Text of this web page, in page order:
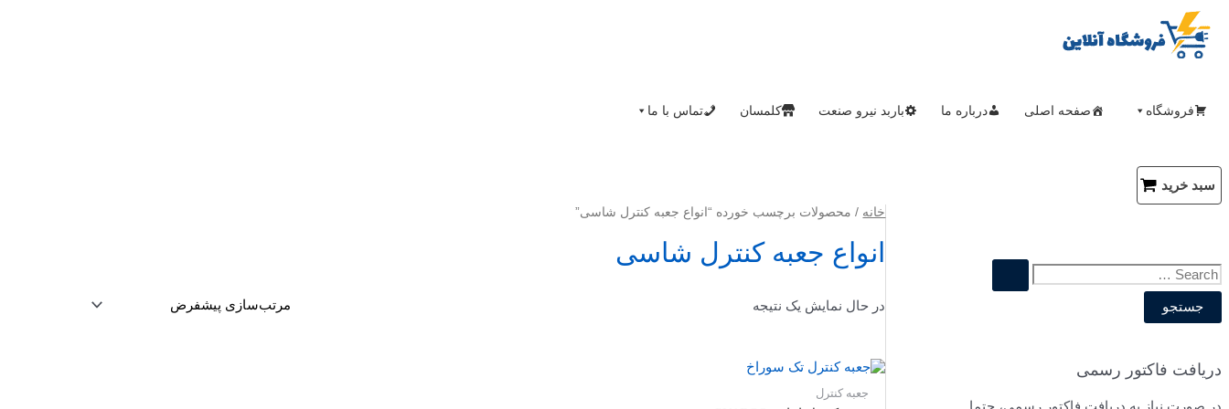
پرش
محتوا
فروشگاه صفحه اصلی درباره ما باربد نیرو صنعت کلمسان تماس با ما
سبد خرید
ج
ت
دریافت فاکتور رسمی
خانه / محصولات برچسب خورده “انواع جعبه کنترل شاسی”
انواع جعبه کنترل شاسی
در حال نمایش یک نتیجه
جعبه کنترل